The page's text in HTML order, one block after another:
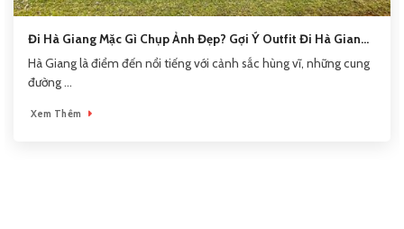
Đi Hà Giang Mặc Gì Chụp Ảnh Đẹp? Gợi Ý Outfit Đi Hà Giang
Theo Mùa
Hà Giang là điểm đến nổi tiếng với cảnh sắc hùng vĩ, những cung
đường ...
Xem Thêm